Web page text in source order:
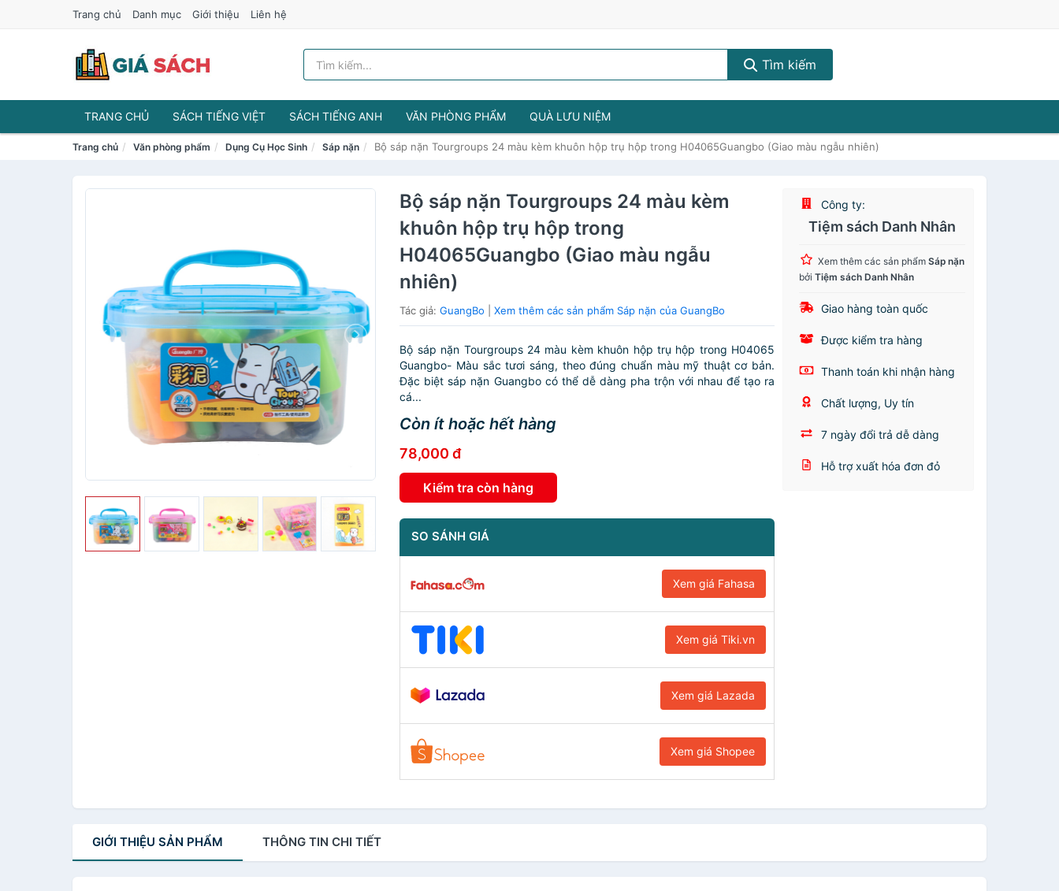
Trang chủ Danh mục Giới thiệu Liên hệ
Tìm kiếm
TRANG CHỦ SÁCH TIẾNG VIỆT SÁCH TIẾNG ANH VĂN PHÒNG PHẨM QUÀ LƯU NIỆM
Trang chủ Văn phòng phẩm Dụng Cụ Học Sinh Sáp nặn Bộ sáp nặn Tourgroups 24 màu kèm khuôn hộp trụ hộp trong H04065Guangbo (Giao màu ngẫu nhiên)
Bộ sáp nặn Tourgroups 24 màu kèm
khuôn hộp trụ hộp trong
H04065Guangbo (Giao màu ngẫu
nhiên)
Tác giả:GuangBo |Xem thêm các sản phẩm Sáp nặn của GuangBo
Bộ sáp nặn Tourgroups 24 màu kèm khuôn hộp trụ hộp trong H04065
Guangbo- Màu sắc tươi sáng, theo đúng chuẩn màu mỹ thuật cơ bản.
Đặc biệt sáp nặn Guangbo có thể dễ dàng pha trộn với nhau để tạo ra
cá...
Còn ít hoặc hết hàng
78,000 đ
Kiểm tra còn hàng
SO SÁNH GIÁ
Xem giá Fahasa
Xem giá Tiki.vn
Xem giá Lazada
Xem giá Shopee
Công ty:
Tiệm sách Danh Nhân
Xem thêm các sản phẩmSáp nặn
bởiTiệm sách Danh Nhân
Giao hàng toàn quốc
Được kiểm tra hàng
Thanh toán khi nhận hàng
Chất lượng, Uy tín
7 ngày đổi trả dễ dàng
Hỗ trợ xuất hóa đơn đỏ
GIỚI THIỆU SẢN PHẨM THÔNG TIN CHI TIẾT